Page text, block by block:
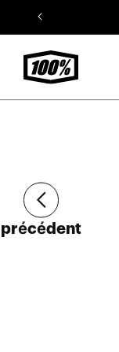
Aller au
contenu
Article
précédent